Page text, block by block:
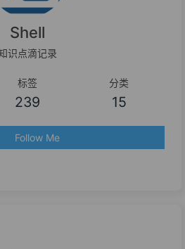
Shell
识点滴记录
标签
239
分类
15
Follow Me